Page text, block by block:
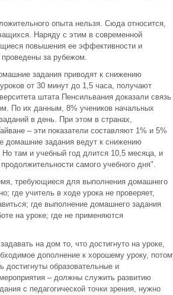
опыта нельзя. Сюда относится,
Наряду с этим в современной
повышения ее эффективности и
за рубежом.
задания приводят к снижению
от 30 минут до 1,5 часа, получают
штата Пенсильвания доказали связь
По их данным, 8% учеников начальных
в день. При этом в странах,
– эти показатели составляют 1% и 5%
домашние задания ведут к снижению
там и учебный год длится 10,5 месяца, и
самого учебного дня".
требующиеся для выполнения домашнего
где учитель в ходе урока не проверяет,
где выполнение домашнего задания
на уроке; где не применяются
на дом то, что достигнуто на уроке,
дополнение к хорошему уроку,
достигнуты образовательные и
– должны служить развитию
с педагогической точки зрения, нужно